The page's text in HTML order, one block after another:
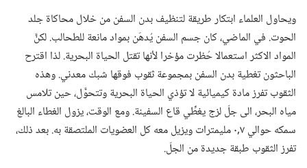
ويحاول العلماء ابتكار طريقة لتنظيف بدن السفن من خلال محاكاة جلد
الحوت.‏ في الماضي،‏ كان جسم السفن يُدهَن بمواد مانعة للطحالب.‏ لكنَّ
المواد الاكثر استعمالا حُظرت مؤخرا لأنها تقتل الحياة البحرية.‏ لذا اقترح
الباحثون تغطية بدن السفن بمجموعة ثقوب فوقها شبك معدني.‏ وهذه
الثقوب تفرز مادة كيميائية لا تؤذي الحياة البحرية وتتحوَّل،‏ حين تلامس
مياه البحر،‏ الى جلّ لزج يغطِّي قاع السفينة.‏ ومع الوقت،‏ يزول الغطاء البالغ
سمكه حوالي ٧‏,٠ مليمترات ويزيل معه كل العضويات الملتصقة به.‏ بعد ذلك،‏
تفرز الثقوب طبقة جديدة من الجلّ.‏